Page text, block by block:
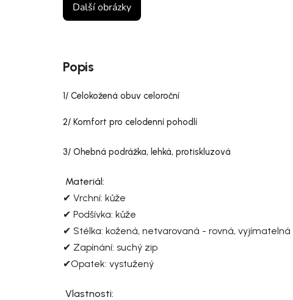
Další obrázky
Popis
1/ Celokožená obuv celoroční
2/ Komfort pro celodenní pohodlí
3/ Ohebná podrážka, lehká, protiskluzová
Materiál:
✔ Vrchní: kůže
✔ Podšívka: kůže
✔ Stélka: kožená, netvarovaná - rovná, vyjímatelná
✔ Zapínání: suchý zip
✔Opatek: vystužený
Vlastnosti: